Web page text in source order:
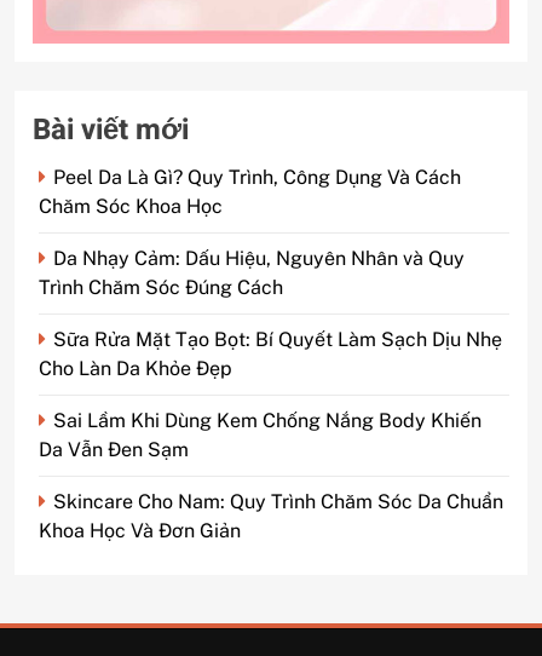
Bài viết mới
Peel Da Là Gì? Quy Trình, Công Dụng Và Cách
Chăm Sóc Khoa Học
Da Nhạy Cảm: Dấu Hiệu, Nguyên Nhân và Quy
Trình Chăm Sóc Đúng Cách
Sữa Rửa Mặt Tạo Bọt: Bí Quyết Làm Sạch Dịu Nhẹ
Cho Làn Da Khỏe Đẹp
Sai Lầm Khi Dùng Kem Chống Nắng Body Khiến
Da Vẫn Đen Sạm
Skincare Cho Nam: Quy Trình Chăm Sóc Da Chuẩn
Khoa Học Và Đơn Giản